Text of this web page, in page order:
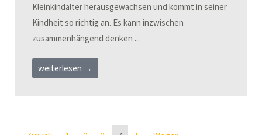
Kleinkindalter herausgewachsen und kommt in seiner
Kindheit so richtig an. Es kann inzwischen
zusammenhängend denken ...
weiterlesen →